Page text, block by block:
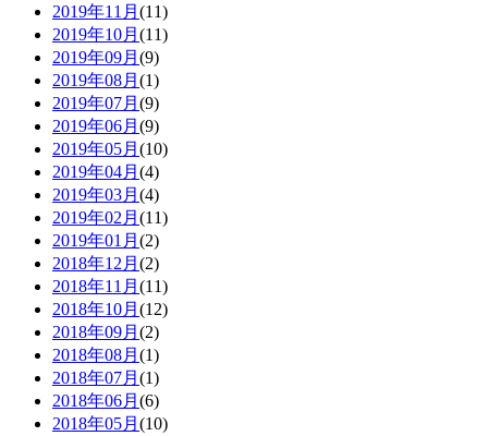
2019年11月 (11)
2019年10月 (11)
2019年09月 (9)
2019年08月 (1)
2019年07月 (9)
2019年06月 (9)
2019年05月 (10)
2019年04月 (4)
2019年03月 (4)
2019年02月 (11)
2019年01月 (2)
2018年12月 (2)
2018年11月 (11)
2018年10月 (12)
2018年09月 (2)
2018年08月 (1)
2018年07月 (1)
2018年06月 (6)
2018年05月 (10)